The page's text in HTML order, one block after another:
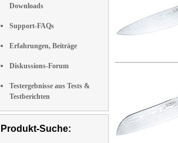
Downloads
Support-FAQs
Erfahrungen, Beiträge
Diskussions-Forum
Testergebnisse aus Tests &
Testberichten
Produkt-Suche: